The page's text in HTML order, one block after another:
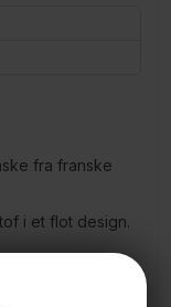
fra franske
i et flot design.